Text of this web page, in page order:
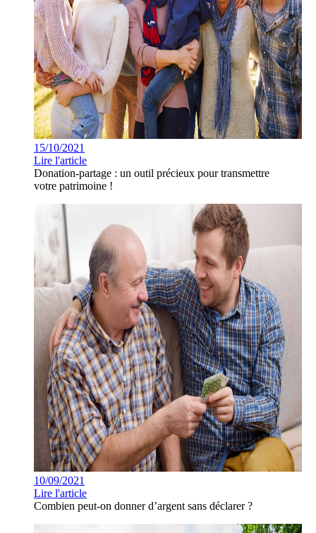
15/10/2021
Lire l'article
Donation-partage : un outil précieux pour transmettre
votre patrimoine !
10/09/2021
Lire l'article
Combien peut-on donner d’argent sans déclarer ?